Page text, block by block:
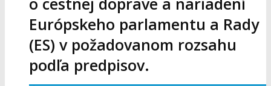
Európskeho parlamentu a Rady
(ES) v požadovanom rozsahu
podľa predpisov.